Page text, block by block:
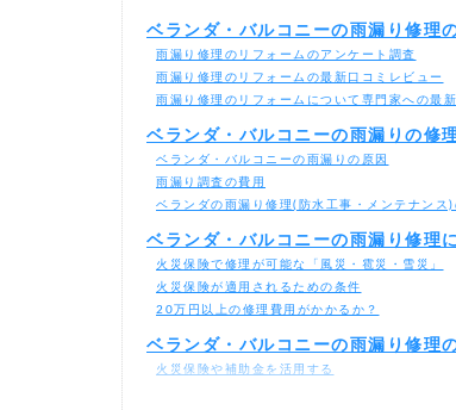
ベランダ・バルコニーの雨漏り修理
雨漏り修理のリフォームのアンケート調査
雨漏り修理のリフォームの最新口コミレビュー
雨漏り修理のリフォームについて専門家への最
ベランダ・バルコニーの雨漏りの修
ベランダ・バルコニーの雨漏りの原因
雨漏り調査の費用
ベランダの雨漏り修理(防水工事・メンテナンス
ベランダ・バルコニーの雨漏り修理
火災保険で修理が可能な「風災・雹災・雪災」
火災保険が適用されるための条件
20万円以上の修理費用がかかるか？
ベランダ・バルコニーの雨漏り修理
火災保険や補助金を活用する